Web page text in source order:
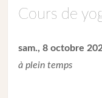
Cours de
sam., 8 octobre
à plein temps